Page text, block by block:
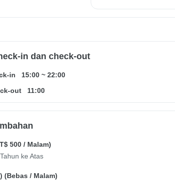
in dan check-out
in 15:00 ~ 22:00
out
11:00
500 / Malam)
ke Atas
(Bebas / Malam)